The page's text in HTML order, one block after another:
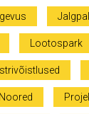
Lootospark
Noored